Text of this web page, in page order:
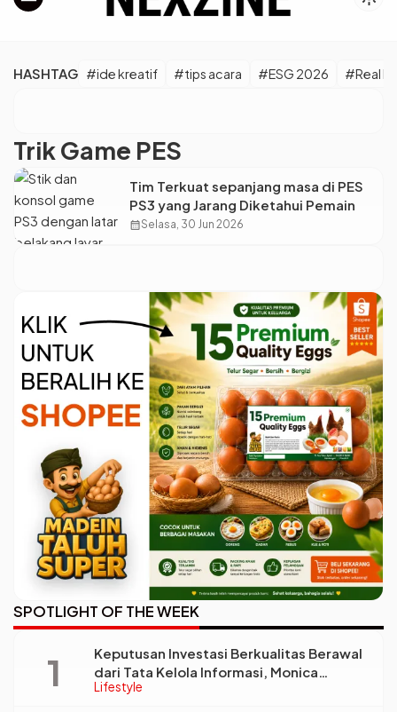
HASHTAG #ide kreatif #tips acara #ESG 2026 #Real
Trik Game PES
Tim Terkuat sepanjang masa di PES
PS3 yang Jarang Diketahui Pemain
calendar_monthSelasa, 30 Jun 2026
SPOTLIGHT OF THE WEEK
Lifestyle
Keputusan Investasi Berkualitas Berawal
dari Tata Kelola Informasi, Monica
Triyadi: Bukan Sekadar Analisis